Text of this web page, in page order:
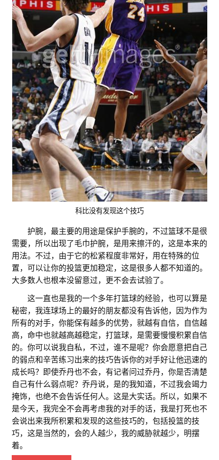
科比没有发现这个技巧
护腕，最主要的用途是保护手腕的，不过篮球不是很
需要，所以出现了毛巾护腕，是用来擦汗的，这是本来的
用法。不过，由于它的松紧程度非常好，用在特殊的位
置，可以让你的投篮更加稳定，这是很多人都不知道的。
大多数人也根本没留意过，更不会去试验了。
这一直也是我的一个多年打篮球的经验，也可以算是
秘密，我连球场上的最好的朋友都没有告诉他，因为作为
所有的对手，你能保有越多的优势，就越有自信，自信越
高，命中也就越高越稳定，打篮球，是需要慢慢积累自信
的。你可以说我自私，不过，谁不是呢？你会愿意把自己
的弱点和辛苦练习出来的技巧告诉你的对手好让他迅速的
成长吗？即使乔丹也不会，有记者问过乔丹，你是否清楚
自己有什么弱点呢？乔丹说，是的我知道，不过我会竭力
掩饰，也绝不会告诉任何人。这是大实话。所以，如果不
是今天，我完全不会再考虑我的对手的话，我是打死也不
会说出来我所积累和发现的这些技巧的，包括投篮的技
巧，这是当然的，会的人越少，我的威胁就越少，明摆
着。